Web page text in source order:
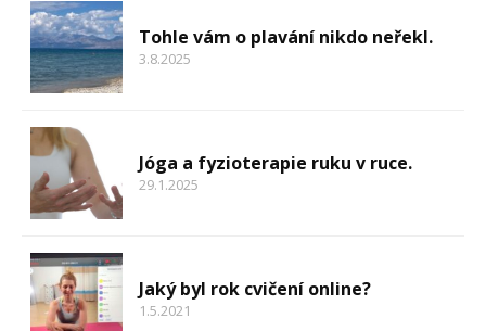
Tohle vám o plavání nikdo neřekl.
3.8.2025
Jóga a fyzioterapie ruku v ruce.
29.1.2025
Jaký byl rok cvičení online?
1.5.2021